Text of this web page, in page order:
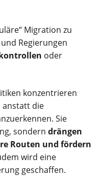
Migration zu
Regierungen
oder
konzentrieren
anstatt die
Sie
sondern drängen
Routen und fördern
wird eine
geschaffen.